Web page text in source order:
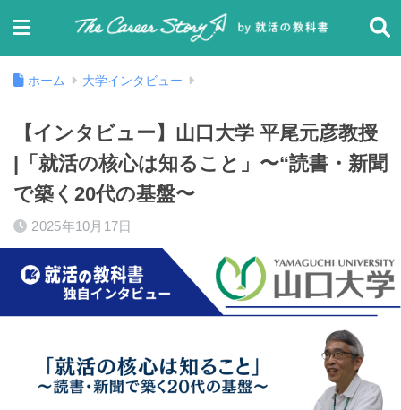
ホーム 大学インタビュー
【インタビュー】山口大学 平尾元彦教授
|「就活の核心は知ること」〜“読書・新聞
で築く20代の基盤〜
2025年10月17日